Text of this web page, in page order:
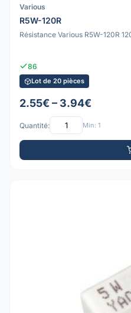
Various
R5W-120R
Résistance Various R5W-120R
86
Lot de 20 pièces
2.55€ – 3.94€
Quantité: Min: 1